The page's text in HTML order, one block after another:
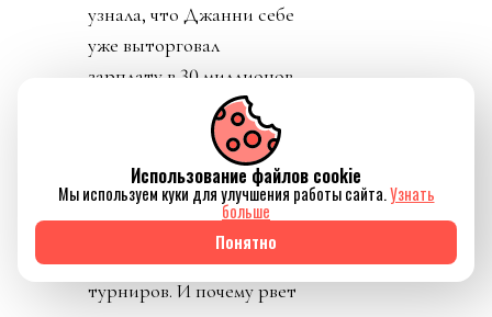
узнала, что Джанни себе
уже выторговал
зарплату в 30 миллионов
долларов в год, и
дивиденды от нового
юр лица. Стало понятно
почему нужно
увеличивать количество
матчей, команд,
турниров. И почему рвет
Использование файлов cookie
Мы используем куки для улучшения работы сайта.Узнать
больше
Понятно